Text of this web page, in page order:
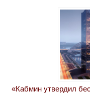
«Кабмин утвердил